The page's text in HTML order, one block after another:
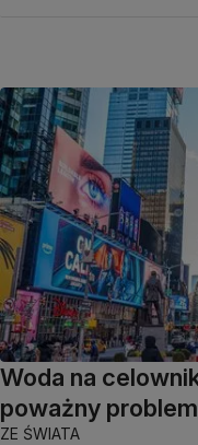
Woda na
poważny problem
ZE ŚWIATA